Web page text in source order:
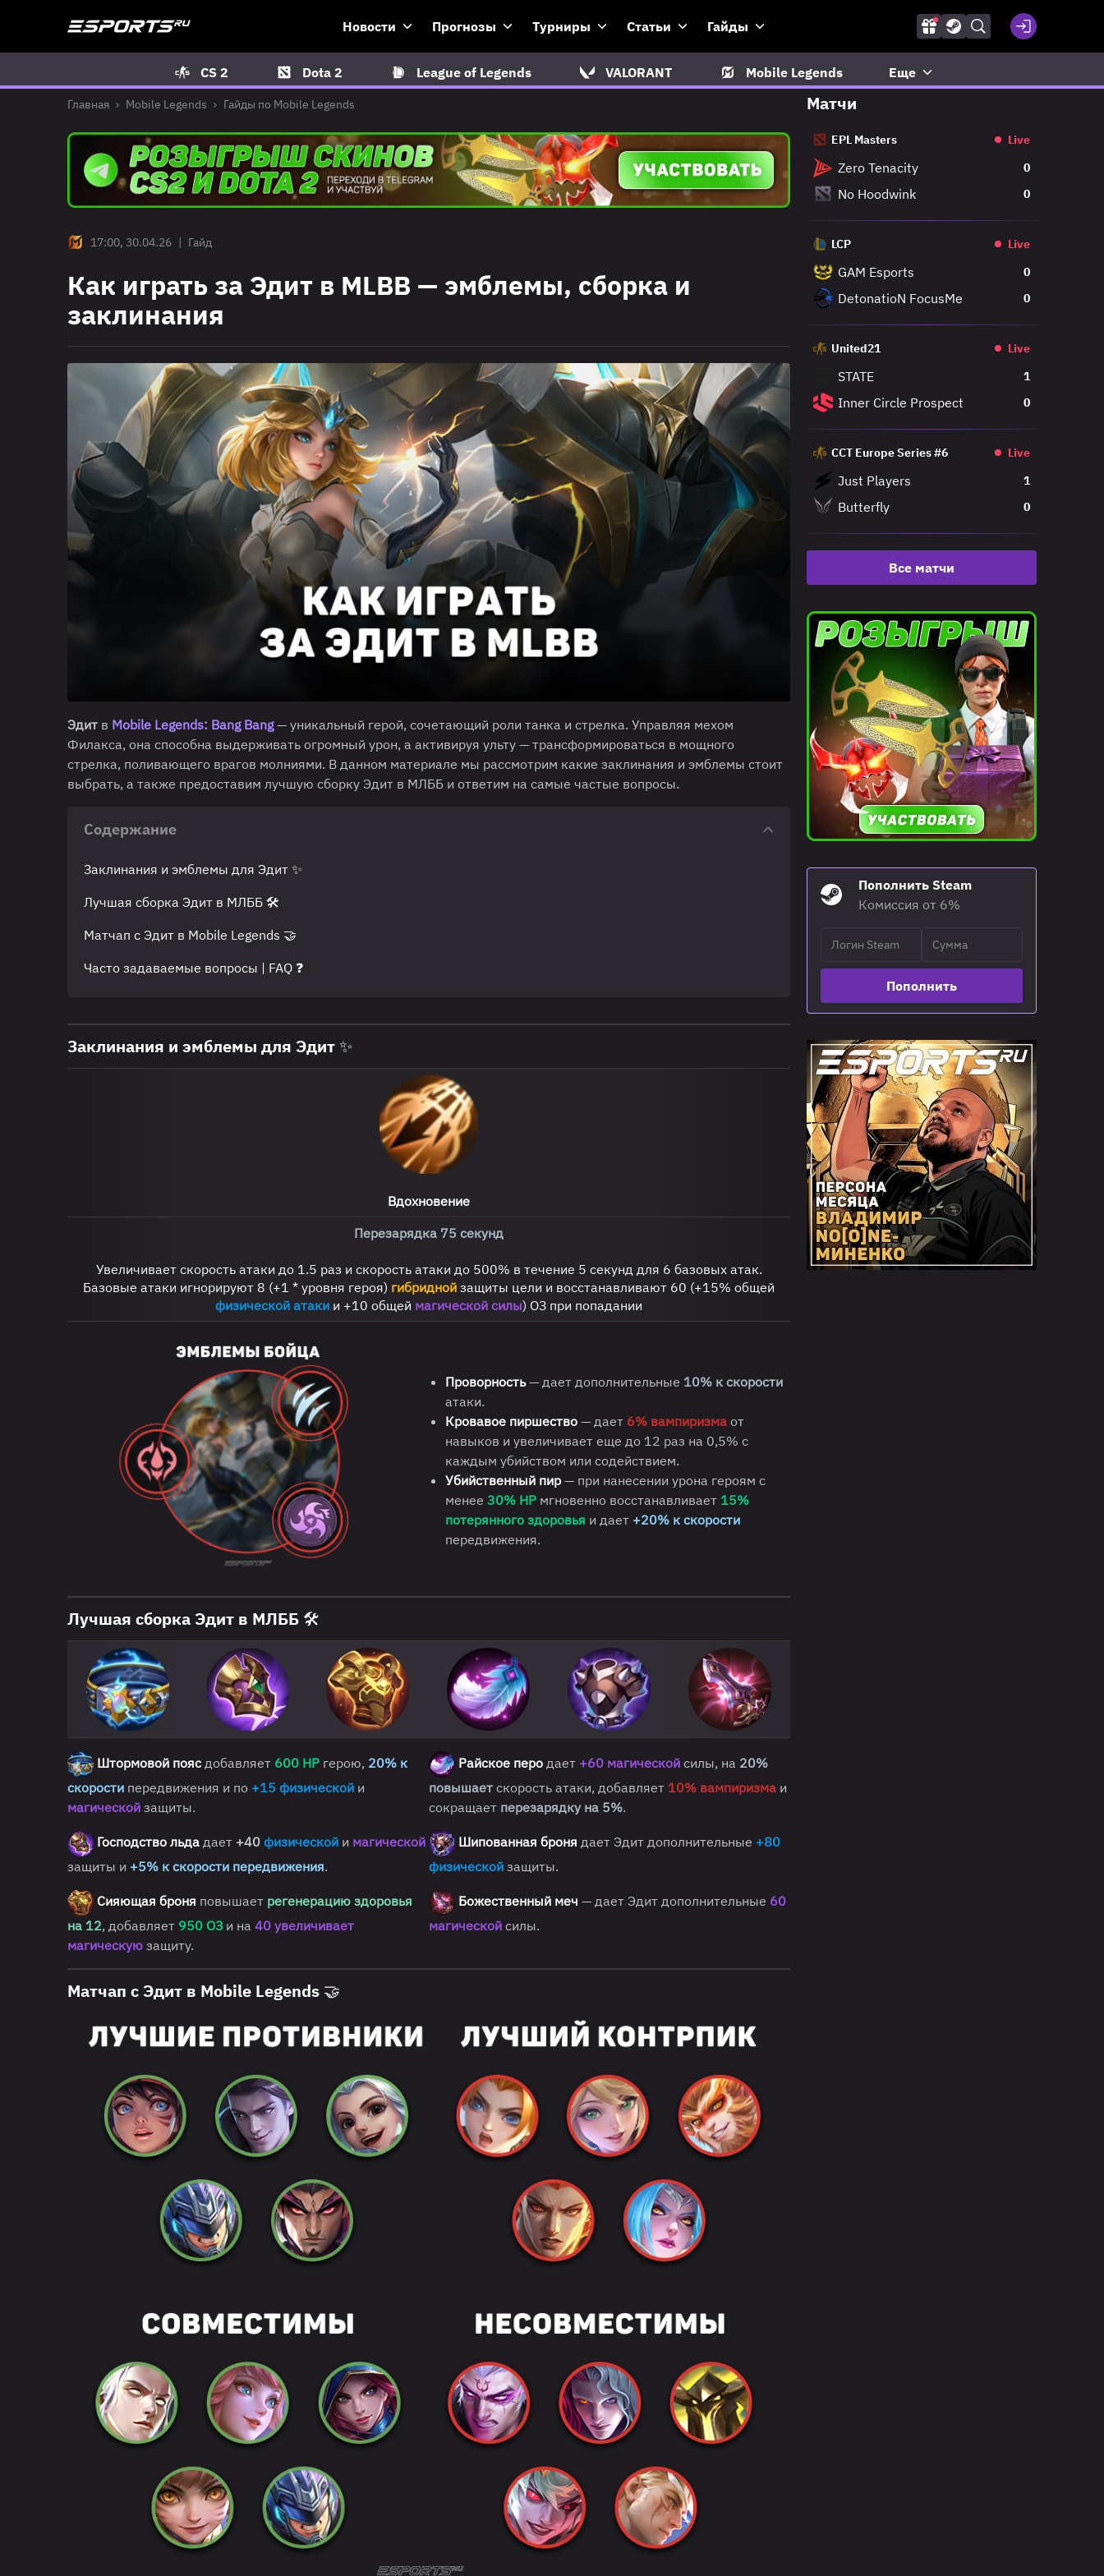
Новости Прогнозы Турниры Статьи Гайды
CS 2 Dota 2 League of Legends VALORANT Mobile Legends Еще
Главная Mobile Legends Гайды по Mobile Legends
17:00, 30.04.26 | Гайд
Как играть за Эдит в MLBB — эмблемы, сборка и
заклинания
Эдит в Mobile Legends: Bang Bang— уникальный герой, сочетающий роли танка и стрелка. Управляя мехом
Филакса, она способна выдерживать огромный урон, а активируя ульту — трансформироваться в мощного
стрелка, поливающего врагов молниями. В данном материале мы рассмотрим какие заклинания и эмблемы стоит
выбрать, а также предоставим лучшую сборку Эдит в МЛББ и ответим на самые частые вопросы.
Содержание
Заклинания и эмблемы для Эдит ✨
Лучшая сборка Эдит в МЛББ 🛠
Матчап с Эдит в Mobile Legends 🤝
Часто задаваемые вопросы | FAQ ❓
Заклинания и эмблемы для Эдит ✨
Вдохновение
Перезарядка 75 секунд
Увеличивает скорость атаки до 1.5 раз и скорость атаки до 500% в течение 5 секунд для 6 базовых атак.
Базовые атаки игнорируют 8 (+1 * уровня героя) гибридной защиты цели и восстанавливают 60 (+15% общей
физической атаки и +10 общей магической силы) ОЗ при попадании
Проворность— дает дополнительные 10% к скорости
атаки.
Кровавое пиршество — дает 6% вампиризма от
навыков и увеличивает еще до 12 раз на 0,5% с
каждым убийством или содействием.
Убийственный пир — при нанесении урона героям с
менее 30% HP мгновенно восстанавливает 15%
потерянного здоровья и дает +20% к скорости
передвижения.
Лучшая сборка Эдит в МЛББ 🛠
Штормовой пояс добавляет 600 HP герою, 20% к
скорости передвижения и по +15 физической и
магической защиты.
Господство льда дает +40 физической и магической
защиты и +5% к скорости передвижения.
Сияющая броня повышает регенерацию здоровья
на 12, добавляет 950 ОЗ и на 40 увеличивает
магическую защиту.
Райское перо дает +60 магической силы, на 20%
повышает скорость атаки, добавляет 10% вампиризма и
сокращает перезарядку на 5%.
Шипованная броня дает Эдит дополнительные +80
физической защиты.
Божественный меч — дает Эдит дополнительные 60
магической силы.
Матчап с Эдит в Mobile Legends 🤝
Матчи
EPL Masters Live
Zero Tenacity 0
No Hoodwink 0
LCP Live
GAM Esports 0
DetonatioN FocusMe 0
United21 Live
STATE 1
Inner Circle Prospect 0
CCT Europe Series #6 Live
Just Players 1
Butterfly 0
Все матчи
Пополнить Steam
Комиссия от 6%
Пополнить